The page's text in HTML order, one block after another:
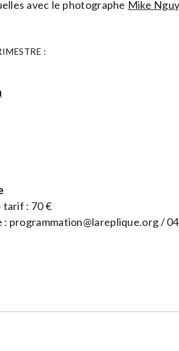
avec le photographe Mike
:
tarif : 70 €
: programmation@lareplique.org/